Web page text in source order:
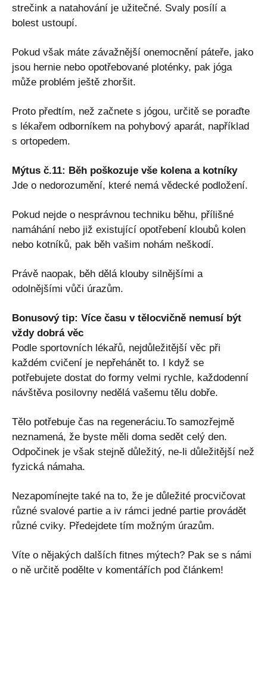
strečink a natahování je užitečné. Svaly posílí a
bolest ustoupí.
Pokud však máte závažnější onemocnění páteře, jako
jsou hernie nebo opotřebované ploténky, pak jóga
může problém ještě zhoršit.
Proto předtím, než začnete s jógou, určitě se poraďte
s lékařem odborníkem na pohybový aparát, například
s ortopedem.
Mýtus č.11: Běh poškozuje vše kolena a kotníky
Jde o nedorozumění, které nemá vědecké podložení.
Pokud nejde o nesprávnou techniku ​​běhu, přílišné
namáhání nebo již existující opotřebení kloubů kolen
nebo kotníků, pak běh vašim nohám neškodí.
Právě naopak, běh dělá klouby silnějšími a
odolnějšími vůči úrazům.
Bonusový tip: Více času v tělocvičně nemusí být
vždy dobrá věc
Podle sportovních lékařů, nejdůležitější věc při
každém cvičení je nepřehánět to. I když se
potřebujete dostat do formy velmi rychle, každodenní
návštěva posilovny nedělá vašemu tělu dobře.
Tělo potřebuje čas na regeneráciu.To samozřejmě
neznamená, že byste měli doma sedět celý den.
Odpočinek je však stejně důležitý, ne-li důležitější než
fyzická námaha.
Nezapomínejte také na to, že je důležité procvičovat
různé svalové partie a iv rámci jedné partie provádět
různé cviky. Předejdete tím možným úrazům.
Víte o nějakých dalších fitnes mýtech? Pak se s námi
o ně určitě podělte v komentářích pod článkem!